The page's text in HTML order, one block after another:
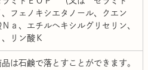
、フェノキシエタノール、クエン
ａ、エチルヘキシルグリセリン、
リン酸Ｋ
は石鹸で落とすことができます。